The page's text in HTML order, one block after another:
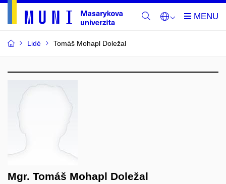
Lidé Tomáš Mohapl Doležal
Mgr. Tomáš Mohapl Doležal